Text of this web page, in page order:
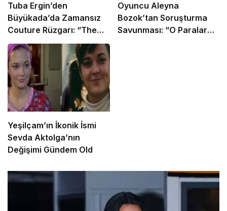
Tuba Ergin’den
Büyükada’da Zamansız
Couture Rüzgarı: “The
Last Empress”
Koleksiyonu Tanıtıldı
Oyuncu Aleyna
Bozok’tan Soruşturma
Savunması: “O Paralar
Yeşilçam’ın İkonik İsmi
Sevda Aktolga’nın
Değişimi Gündem Old